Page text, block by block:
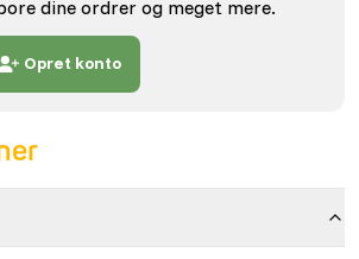
dine ordrer og meget mere.
Opret konto